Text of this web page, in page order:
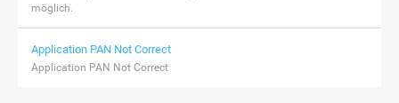
möglich.
Application PAN Not Correct
Application PAN Not Correct